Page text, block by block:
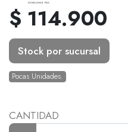
$ 114.900
Stock por sucursal
Pocas Unidades.
CANTIDAD